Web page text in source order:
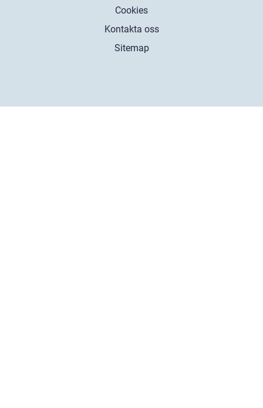
Cookies
Kontakta oss
Sitemap